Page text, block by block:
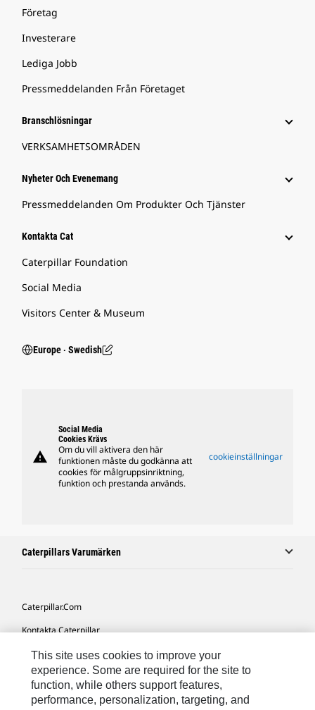
Företag
Investerare
Lediga Jobb
Pressmeddelanden Från Företaget
Branschlösningar
VERKSAMHETSOMRÅDEN
Nyheter Och Evenemang
Pressmeddelanden Om Produkter Och Tjänster
Kontakta Cat
Caterpillar Foundation
Social Media
Visitors Center & Museum
Europe ‧ Swedish
warning
Social Media
Cookies Krävs
Om du vill aktivera den här
funktionen måste du godkänna att
cookies för målgruppsinriktning,
funktion och prestanda används.
cookieinställningar
Caterpillars Varumärken
Caterpillar.com
Kontakta Caterpillar
Mina Marknadsföringspreferenser
Platskarta
Cookie Settings
This site uses cookies to improve your
experience. Some are required for the site to
function, while others support features,
performance, personalization, targeting, and